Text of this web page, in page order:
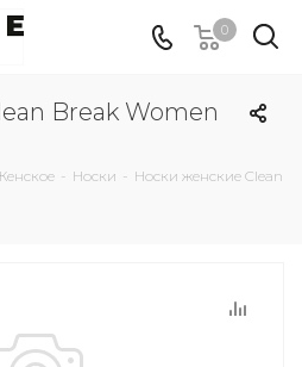
0
Break Women
- Носки - Носки женские Clean